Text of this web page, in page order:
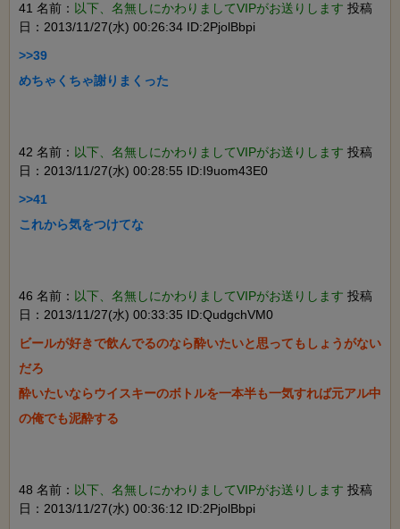
41 名前： 以下、名無しにかわりましてVIPがお送りします 投稿
日：2013/11/27(水) 00:26:34 ID:2PjolBbpi
>>39
42 名前： 以下、名無しにかわりましてVIPがお送りします 投稿
日：2013/11/27(水) 00:28:55 ID:I9uom43E0
>>41
46 名前： 以下、名無しにかわりましてVIPがお送りします 投稿
日：2013/11/27(水) 00:33:35 ID:QudgchVM0
ビールが好きで飲んでるのなら酔いたいと思ってもしょうがない
だろ
酔いたいならウイスキーのボトルを一本半も一気すれば元アル中
48 名前： 以下、名無しにかわりましてVIPがお送りします 投稿
日：2013/11/27(水) 00:36:12 ID:2PjolBbpi